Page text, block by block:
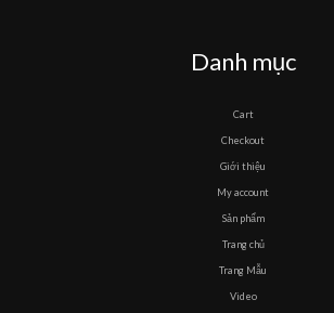
Danh mục
Cart
Checkout
Giới thiệu
My account
Sản phẩm
Trang chủ
Trang Mẫu
Video